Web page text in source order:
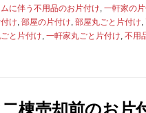
に伴う不用品のお片付け, 一軒家の
け, 部屋の片付け, 部屋丸ごと片付け,
と片付け, 一軒家丸ごと片付け, 不用
棟売却前のお片